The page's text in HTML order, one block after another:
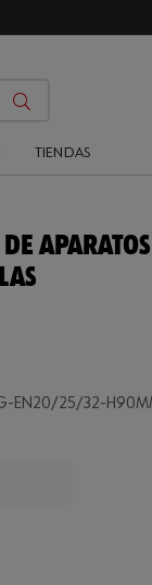
TIENDAS
EN20/25/32-